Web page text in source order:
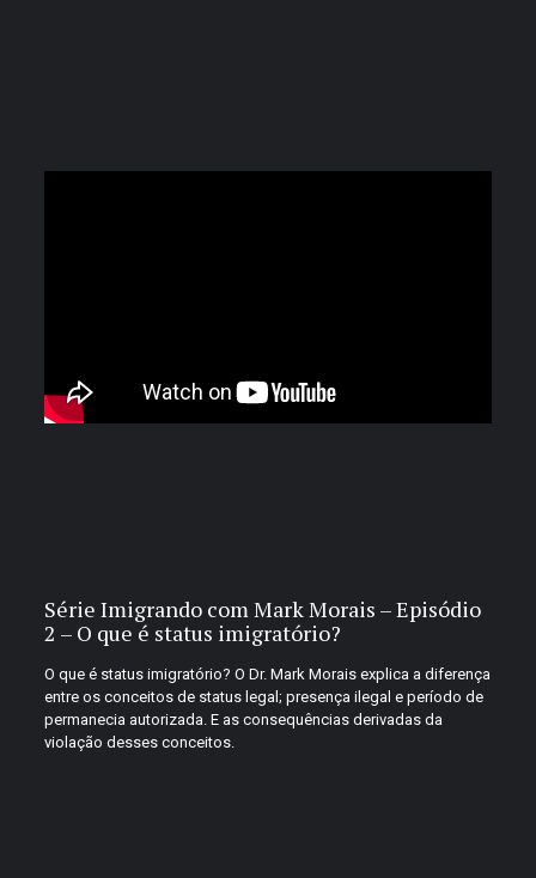
Série Imigrando com Mark Morais – Episódio
2 – O que é status imigratório?
O que é status imigratório? O Dr. Mark Morais explica a diferença
entre os conceitos de status legal; presença ilegal e período de
permanecia autorizada. E as consequências derivadas da
violação desses conceitos.